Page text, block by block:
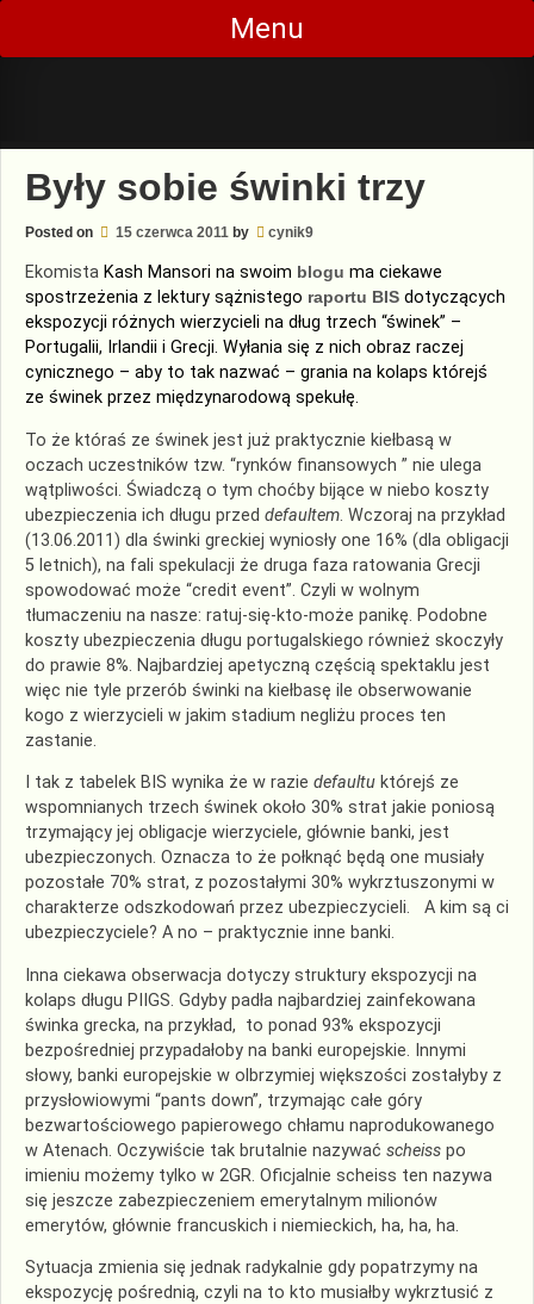
Skip
content
Menu
Były sobie świnki trzy
Posted on 15 czerwca 2011 by cynik9
Ekomista Kash Mansori na swoim blogu ma ciekawe
spostrzeżenia z lektury sążnistego raportu BIS dotyczących
ekspozycji różnych wierzycieli na dług trzech “świnek” –
Portugalii, Irlandii i Grecji. Wyłania się z nich obraz raczej
cynicznego – aby to tak nazwać – grania na kolaps którejś
ze świnek przez międzynarodową spekułę.
To że któraś ze świnek jest już praktycznie kiełbasą w
oczach uczestników tzw. “rynków finansowych ” nie ulega
wątpliwości. Świadczą o tym choćby bijące w niebo koszty
ubezpieczenia ich długu przed defaultem. Wczoraj na przykład
(13.06.2011) dla świnki greckiej wyniosły one 16% (dla obligacji
5 letnich), na fali spekulacji że druga faza ratowania Grecji
spowodować może “credit event”. Czyli w wolnym
tłumaczeniu na nasze: ratuj-się-kto-może panikę. Podobne
koszty ubezpieczenia długu portugalskiego również skoczyły
do prawie 8%. Najbardziej apetyczną częścią spektaklu jest
więc nie tyle przerób świnki na kiełbasę ile obserwowanie
kogo z wierzycieli w jakim stadium negliżu proces ten
zastanie.
I tak z tabelek BIS wynika że w razie defaultu którejś ze
wspomnianych trzech świnek około 30% strat jakie poniosą
trzymający jej obligacje wierzyciele, głównie banki, jest
ubezpieczonych. Oznacza to że połknąć będą one musiały
pozostałe 70% strat, z pozostałymi 30% wykrztuszonymi w
charakterze odszkodowań przez ubezpieczycieli. A kim są ci
ubezpieczyciele? A no – praktycznie inne banki.
Inna ciekawa obserwacja dotyczy struktury ekspozycji na
kolaps długu PIIGS. Gdyby padła najbardziej zainfekowana
świnka grecka, na przykład, to ponad 93% ekspozycji
bezpośredniej przypadałoby na banki europejskie. Innymi
słowy, banki europejskie w olbrzymiej większości zostałyby z
przysłowiowymi “pants down”, trzymając całe góry
bezwartościowego papierowego chłamu naprodukowanego
w Atenach. Oczywiście tak brutalnie nazywać scheiss po
imieniu możemy tylko w 2GR. Oficjalnie scheiss ten nazywa
się jeszcze zabezpieczeniem emerytalnym milionów
emerytów, głównie francuskich i niemieckich, ha, ha, ha.
Sytuacja zmienia się jednak radykalnie gdy popatrzymy na
ekspozycję pośrednią, czyli na to kto musiałby wykrztusić z